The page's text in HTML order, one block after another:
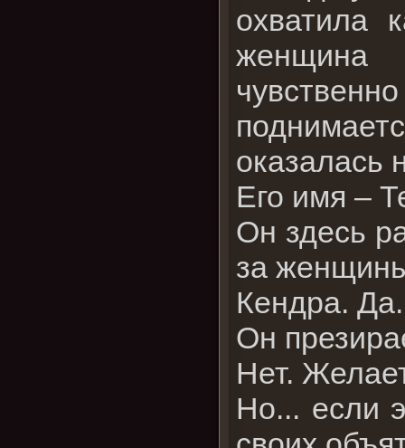
охватила
женщина
оказалась
Его имя –
Он здесь
за
Кендра. Да.
Он
Нет.
Но... если